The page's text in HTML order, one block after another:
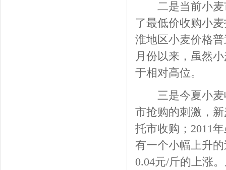
二是当前小麦
了最低价收购小
淮地区小麦价格
月份以来，虽然
于相对高位。
三是今夏小麦
市抢购的刺激，
托市收购；2011
有一个小幅上升
0.04元/斤的上涨